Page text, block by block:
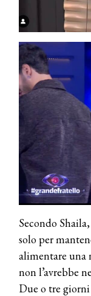
Secondo Shaila,
solo per
alimentare una
non l’avrebbe
Due o tre
COSMOPROF
Cosmprof
presenta THE
WELLNESS
DYSON
Dyson
pervinca e
COTRIL
Cotril alla
TONI&GUY
A Natale
TONI&GUY